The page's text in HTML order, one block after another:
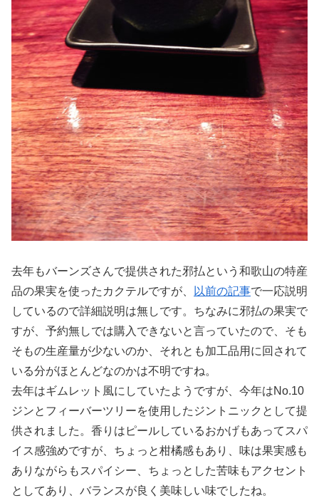
去年もバーンズさんで提供された邪払という和歌山の特産
品の果実を使ったカクテルですが、
以前の記事で一応説明
しているので詳細説明は無しです。ちなみに邪払の果実で
すが、予約無しでは購入できないと言っていたので、そも
そもの生産量が少ないのか、それとも加工品用に回されて
いる分がほとんどなのかは不明ですね。
去年はギムレット風にしていたようですが、今年はNo.10
ジンとフィーバーツリーを使用したジントニックとして提
供されました。香りはピールしているおかげもあってスパ
イス感強めですが、ちょっと柑橘感もあり、味は果実感も
ありながらもスパイシー、ちょっとした苦味もアクセント
としてあり、バランスが良く美味しい味でしたね。